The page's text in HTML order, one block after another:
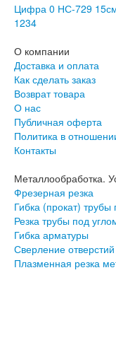
Цифра 0 НС-729
1234
О компании
Доставка и оплата
Как сделать заказ
Возврат товара
О нас
Публичная оферта
Политика в
Контакты
Металлообработка.
Фрезерная резка
Гибка (прокат)
Резка трубы под
Гибка арматуры
Сверление
Плазменная резка